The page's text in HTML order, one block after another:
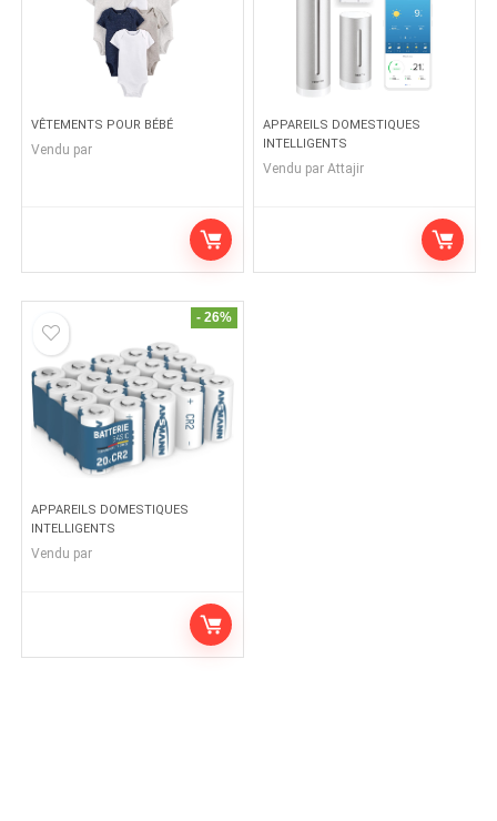
VÊTEMENTS POUR BÉBÉ
Vendu par
APPAREILS DOMESTIQUES
INTELLIGENTS
Vendu par Attajir
- 26%
APPAREILS DOMESTIQUES
INTELLIGENTS
Vendu par